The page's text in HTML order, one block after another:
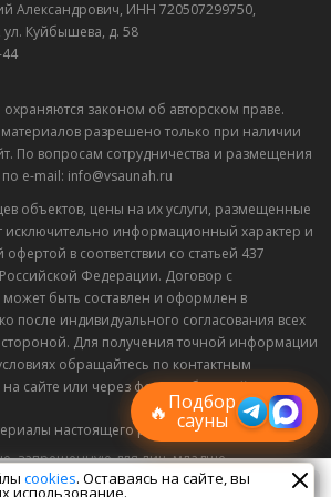
паром, температурой. Всё чисто. Чай
для ценителей.
здесь очень внимательный и
приятная, все понравилось.
Да(0) Нет(0)
Олимп
день рождения с друзьями, все
здесь просто шикарный,
комфортная. Персонал вежливый,
вопросам. Еще очень удобно, что
так что скучать не пришлось. Место
Сейчас смотрят
Александрович, ИНН 720507299750,
Куйбышева, д. 58
законом об авторском праве.
разрешено только при наличии
По вопросам сотрудничества и размещения
e-mail: info@vsaunah.ru
объектов, цены на их услуги, размещенные
исключительно информационный характер и
в соответствии со статьей 437
Федерации. Договор с
быть составлен и оформлен в
после индивидуального согласования всех
стороной. Для получения точной информации
обращайтесь по контактным
сайте или через форму обратной связи.
настоящего раздела могут
запрещенную для лиц, младше
🔥Подбор
сауны
Лучшие
спецпредложения
саун
Подписывайтесь в Telegram или MAX —
пришлём свежие скидки
cookies. Оставаясь на сайте, вы
использование.